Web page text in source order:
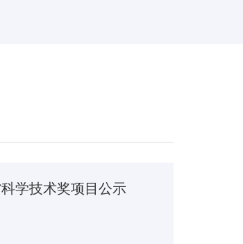
学技术奖项目公示